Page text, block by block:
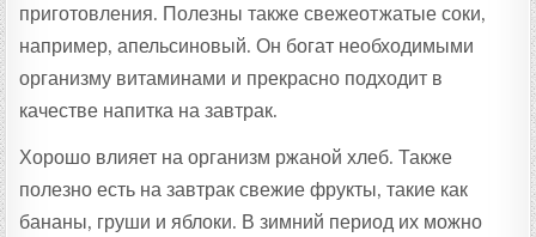
приготовления. Полезны также свежеотжатые соки,
например, апельсиновый. Он богат необходимыми
организму витаминами и прекрасно подходит в
качестве напитка на завтрак.
Хорошо влияет на организм ржаной хлеб. Также
полезно есть на завтрак свежие фрукты, такие как
бананы, груши и яблоки. В зимний период их можно